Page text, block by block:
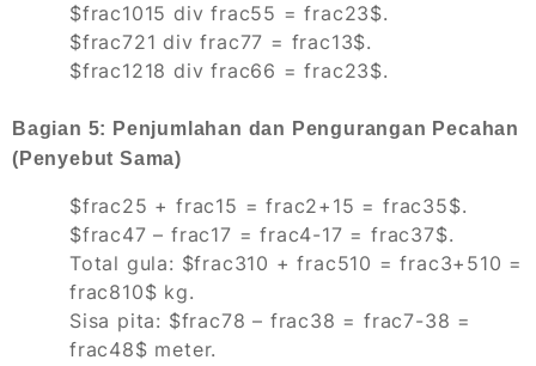
$frac1015 div frac55 = frac23$.
$frac721 div frac77 = frac13$.
$frac1218 div frac66 = frac23$.
Bagian 5: Penjumlahan dan Pengurangan Pecahan
(Penyebut Sama)
$frac25 + frac15 = frac2+15 = frac35$.
$frac47 – frac17 = frac4-17 = frac37$.
Total gula: $frac310 + frac510 = frac3+510 =
frac810$ kg.
Sisa pita: $frac78 – frac38 = frac7-38 =
frac48$ meter.